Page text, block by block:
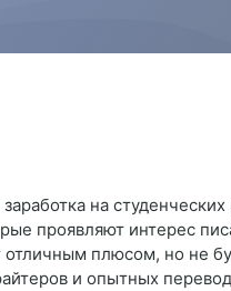
на
проявляют интерес
плюсом, но не
и опытных